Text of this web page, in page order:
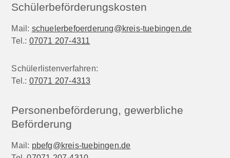
Schülerbeförderungskosten
Mail: schuelerbefoerderung@kreis-tuebingen.de
Tel.: 07071 207-4311
Schülerlistenverfahren:
Tel.: 07071 207-4313
Personenbeförderung, gewerbliche
Beförderung
Mail: pbefg@kreis-tuebingen.de